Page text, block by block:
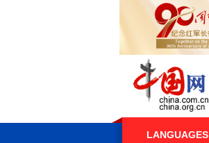
LANGUAGES